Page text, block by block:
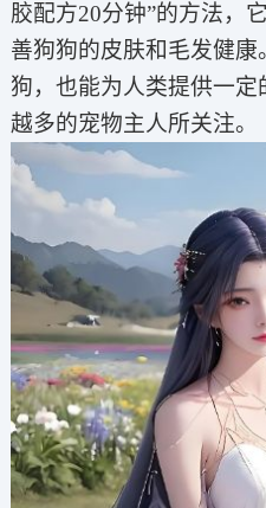
胶配方20分钟”的方法，
善狗狗的皮肤和毛发健
狗，也能为人类提供一
越多的宠物主人所关注。